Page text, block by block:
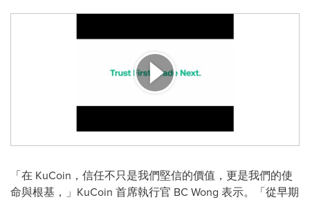
「在 KuCoin，信任不只是我們堅信的價值，更是我們的使
命與根基，」KuCoin 首席執行官 BC Wong 表示。「從早期